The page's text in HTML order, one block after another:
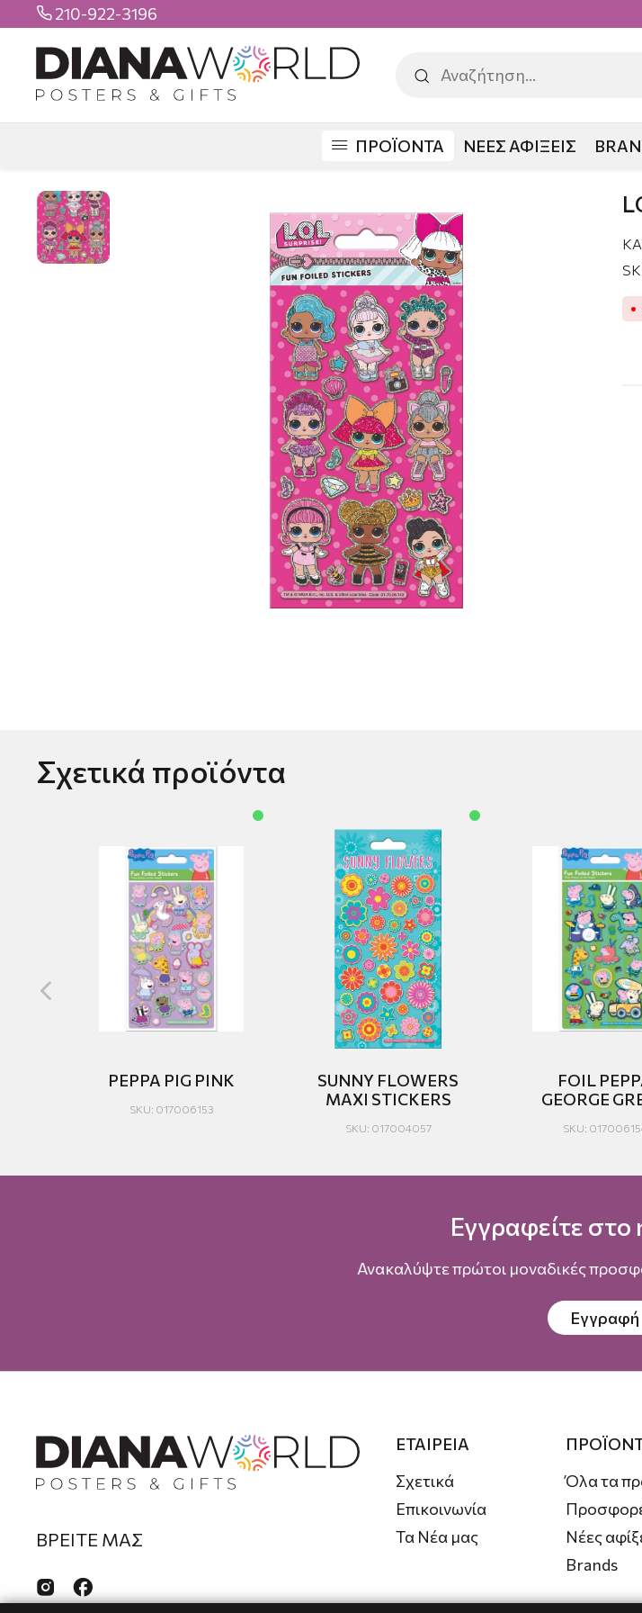
 210-922-3196
ΠΡΟΪΟΝΤΑ ΝΕΕΣ ΑΦΙΞΕΙΣ
Σχετικά προϊόντα
PEPPA PIG PINK
SKU: 017006153
SUNNY FLOWERS
MAXI STICKERS
SKU: 017004057
FOIL
GEORGE
SKU:
Εγγραφείτε
Ανακαλύψτε πρώτοι μοναδικές
Εγγραφή
ΒΡΕΙΤΕ ΜΑΣ
 
ΕΤΑΙΡΕΙΑ
Σχετικά
Επικοινωνία
Τα Νέα μας
Όλα τα
Νέες
Brands